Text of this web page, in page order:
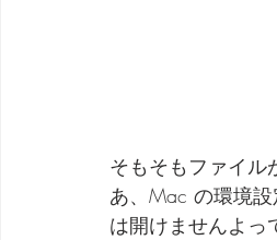
そもそもファイル
あ、Mac の環境
は開けませんよっ